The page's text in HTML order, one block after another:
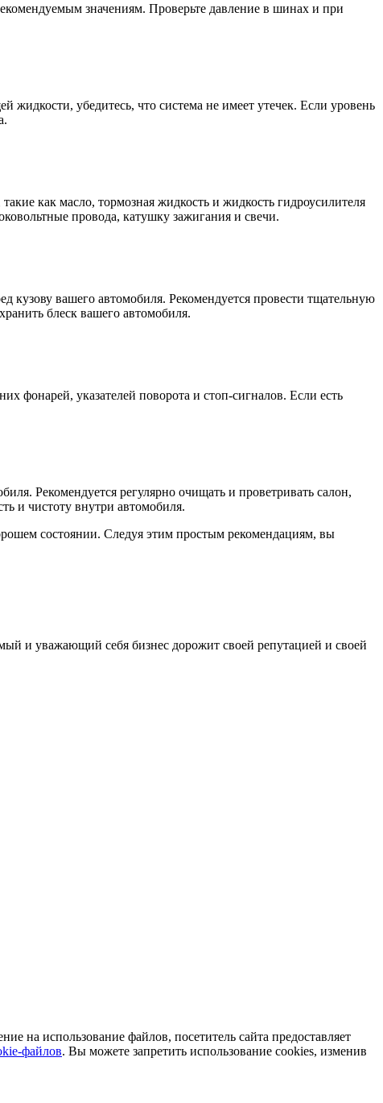
значениям. Проверьте давление в шинах и при
жидкости, убедитесь, что система не имеет утечек. Если уровень
как масло, тормозная жидкость и жидкость гидроусилителя
провода, катушку зажигания и свечи.
вашего автомобиля. Рекомендуется провести тщательную
блеск вашего автомобиля.
фонарей, указателей поворота и стоп-сигналов. Если есть
Рекомендуется регулярно очищать и проветривать салон,
и чистоту внутри автомобиля.
состоянии. Следуя этим простым рекомендациям, вы
уважающий себя бизнес дорожит своей репутацией и своей
на использование файлов, посетитель сайта предоставляет
файлов. Вы можете запретить использование cookies, изменив